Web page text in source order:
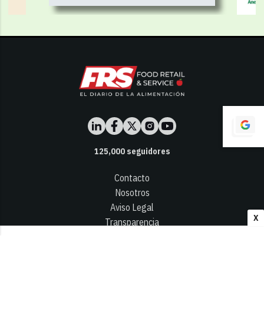
X
125,000seguidores
Contacto
Nosotros
Aviso Legal
Transparencia